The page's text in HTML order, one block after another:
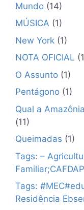
Mundo (14)
MÚSICA (1)
New York (1)
NOTA OFICIAL
O Assunto (1)
Pentágono (1)
Qual a
(11)
Queimadas (1)
Tags: –
Familiar;CAFDAP
Tags:
Residência